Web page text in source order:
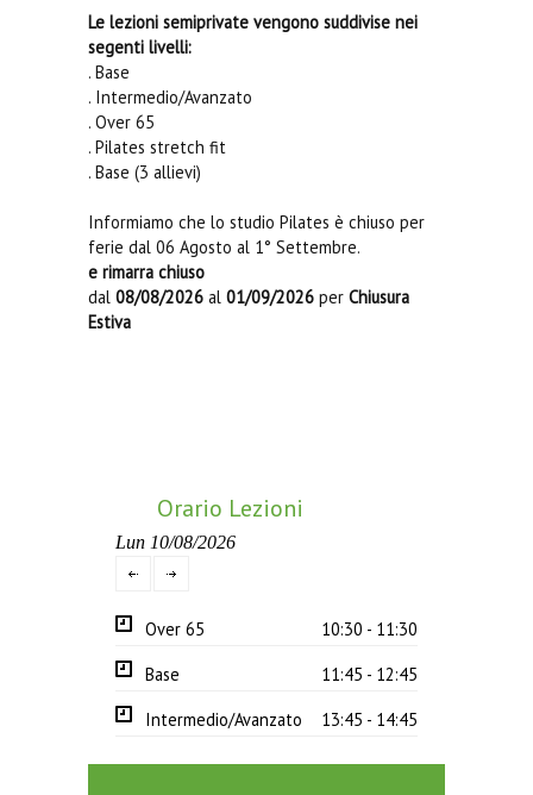
Le lezioni semiprivate vengono suddivise nei
segenti livelli:
. Base
. Intermedio/Avanzato
. Over 65
. Pilates stretch fit
. Base (3 allievi)
Informiamo che lo studio Pilates è chiuso per
ferie dal 06 Agosto al 1° Settembre.
e rimarra chiuso
dal 08/08/2026 al 01/09/2026 per Chiusura
Estiva
Orario Lezioni
Lun 10/08/2026
Over 65
10:30 - 11:30
Base
11:45 - 12:45
Intermedio/Avanzato
13:45 - 14:45
Base
15:00 - 16:00